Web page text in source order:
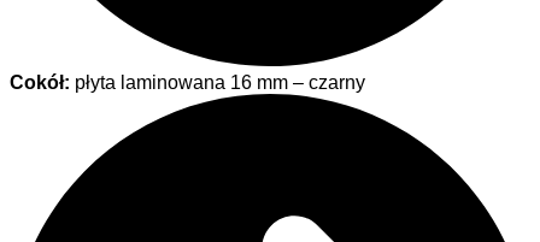
Cokół: płyta laminowana 16 mm – czarny